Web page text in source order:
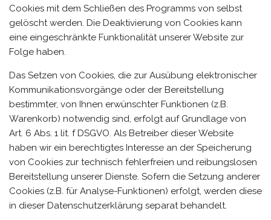
Cookies mit dem Schließen des Programms von selbst
gelöscht werden. Die Deaktivierung von Cookies kann
eine eingeschränkte Funktionalität unserer Website zur
Folge haben.
Das Setzen von Cookies, die zur Ausübung elektronischer
Kommunikationsvorgänge oder der Bereitstellung
bestimmter, von Ihnen erwünschter Funktionen (z.B.
Warenkorb) notwendig sind, erfolgt auf Grundlage von
Art. 6 Abs. 1 lit. f DSGVO. Als Betreiber dieser Website
haben wir ein berechtigtes Interesse an der Speicherung
von Cookies zur technisch fehlerfreien und reibungslosen
Bereitstellung unserer Dienste. Sofern die Setzung anderer
Cookies (z.B. für Analyse-Funktionen) erfolgt, werden diese
in dieser Datenschutzerklärung separat behandelt.